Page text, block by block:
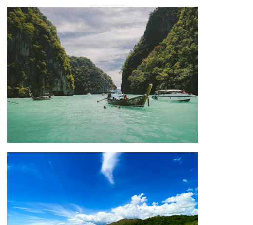
Thailand
Simple $540 discount on any trip to
Thailand
Simple $540 discount on any trip to